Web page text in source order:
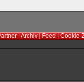
|Archiv|Feed|Cookie-